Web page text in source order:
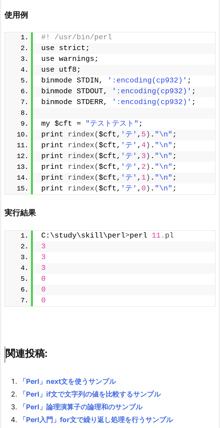
使用例
#! /usr/bin/perl
use strict;
use warnings;
use utf8;
binmode STDIN,
':encoding(cp932)' ;
binmode STDOUT,
':encoding(cp932)' ;
binmode STDERR,
':encoding(cp932)' ;
my $cft = "テストテスト" ;
print rindex($cft, 'テ' , 5 ) . "\n" ;
print rindex($cft, 'テ' , 4) . "\n" ;
print rindex($cft, 'テ' , 3 ) . "\n" ;
print rindex($cft, 'テ' , 2 ) . "\n" ;
print rindex($cft, 'テ' , 1) . "\n" ;
print rindex($cft, 'テ' , 0 ) . "\n" ;
実行結果
C:\study\skill\perl>perl 11. pl
3
3
3
0
0
0
関連投稿:
「Perl」next文を使うサンプル
「Perl」if文で文字列の値を比較するサンプル
「Perl」論理演算子の論理和のサンプル
「Perl入門」for文で繰り返し処理を行うサンプル